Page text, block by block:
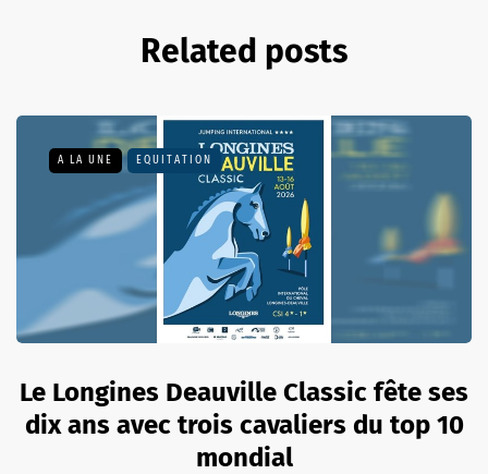
Related posts
A LA UNE EQUITATION
Le Longines Deauville Classic fête ses
dix ans avec trois cavaliers du top 10
mondial